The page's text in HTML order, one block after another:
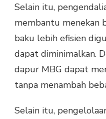
Selain itu,
membantu menekan
baku lebih efisien
dapat diminimalkan.
dapur MBG dapat
tanpa menambah
Selain itu,